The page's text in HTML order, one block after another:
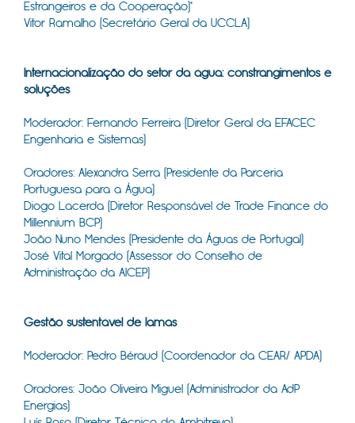
Estrangeiros e da Cooperação)*
Vitor Ramalho (Secretário Geral da UCCLA)
Internacionalização do setor da água: constrangimentos e
soluções
Moderador: Fernando Ferreira (Diretor Geral da EFACEC
Engenharia e Sistemas)
Oradores: Alexandra Serra (Presidente da Parceria
Portuguesa para a Água)
Diogo Lacerda (Diretor Responsável de Trade Finance do
Millennium BCP)
João Nuno Mendes (Presidente da Águas de Portugal)
José Vital Morgado (Assessor do Conselho de
Administração da AICEP)
Gestão sustentável de lamas
Moderador: Pedro Béraud (Coordenador da CEAR/ APDA)
Oradores: João Oliveira Miguel (Administrador da AdP
Energias)